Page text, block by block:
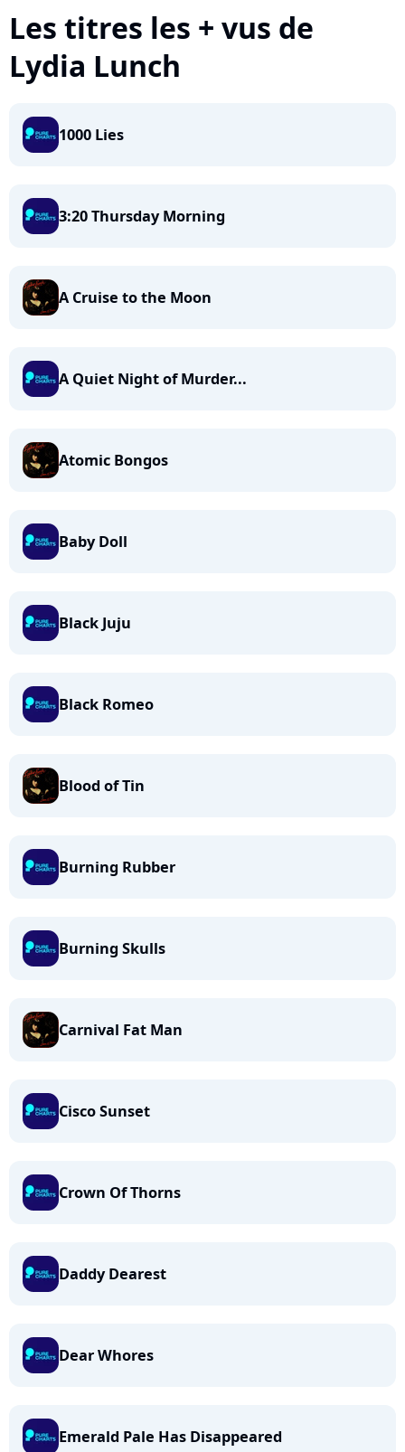
Les titres les + vus de
Lydia Lunch
1000 Lies
3:20 Thursday Morning
A Cruise to the Moon
A Quiet Night of Murder...
Atomic Bongos
Baby Doll
Black Juju
Black Romeo
Blood of Tin
Burning Rubber
Burning Skulls
Carnival Fat Man
Cisco Sunset
Crown Of Thorns
Daddy Dearest
Dear Whores
Emerald Pale Has Disappeared